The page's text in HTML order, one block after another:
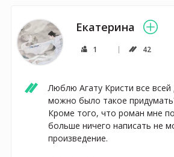
Екатерина
1 42
Люблю Агату Кристи все
можно было такое
Кроме того, что роман мне
больше ничего написать не
произведение.